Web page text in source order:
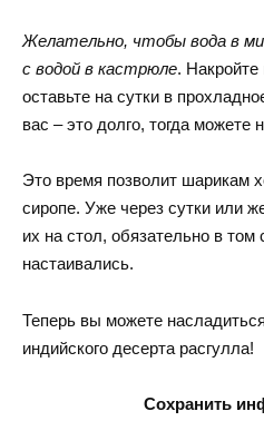
Желательно, чтобы вода в
с водой в кастрюле.
оставьте на сутки в
вас – это долго, тогда можете
Это время позволит шарикам
сиропе. Уже через сутки или
их на стол, обязательно в том
настаивались.
Теперь вы можете
индийского десерта расгулла!
Сохранить